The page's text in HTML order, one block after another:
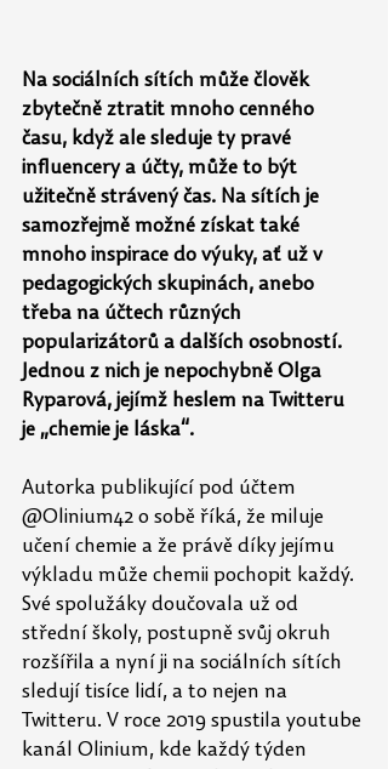
Na sociálních sítích může člověk
zbytečně ztratit mnoho cenného
času, když ale sleduje ty pravé
influencery a účty, může to být
užitečně strávený čas. Na sítích je
samozřejmě možné získat také
mnoho inspirace do výuky, ať už v
pedagogických skupinách, anebo
třeba na účtech různých
popularizátorů a dalších osobností.
Jednou z nich je nepochybně Olga
Ryparová, jejímž heslem na Twitteru
je „chemie je láska“.
Autorka publikující pod účtem
@Olinium42 o sobě říká, že miluje
učení chemie a že právě díky jejímu
výkladu může chemii pochopit každý.
Své spolužáky doučovala už od
střední školy, postupně svůj okruh
rozšířila a nyní ji na sociálních sítích
sledují tisíce lidí, a to nejen na
Twitteru. V roce 2019 spustila youtube
kanál Olinium, kde každý týden